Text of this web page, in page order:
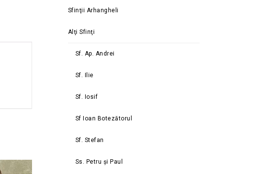
Sfinţii Arhangheli
Alţi Sfinţi
Sf. Ap. Andrei
Sf. Ilie
Sf. Iosif
Sf Ioan Botezătorul
Sf. Stefan
Ss. Petru și Paul